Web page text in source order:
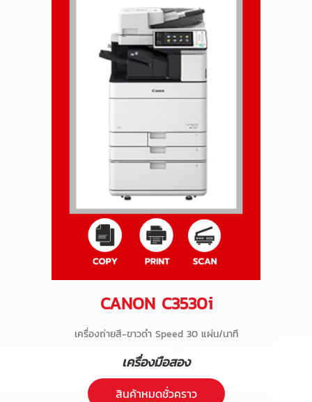
CANON C3530i
เครื่องถ่ายสี-ขาวดำ Speed 30 แผ่น/นาที
เครื่องมือสอง
สินค้าหมดชั่วคราว